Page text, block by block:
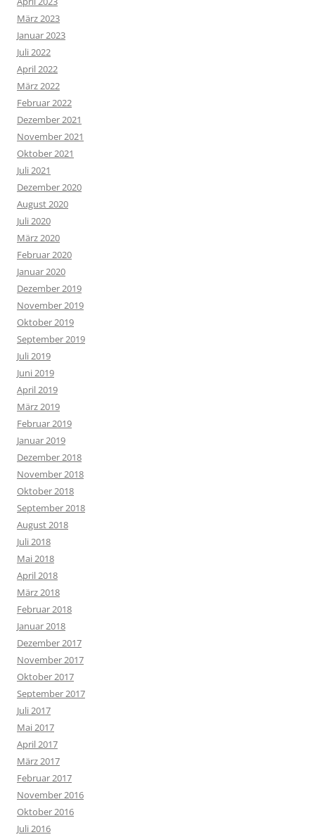
März 2023
Januar 2023
Juli 2022
April 2022
März 2022
Februar 2022
Dezember 2021
November 2021
Oktober 2021
Juli 2021
Dezember 2020
August 2020
Juli 2020
März 2020
Februar 2020
Januar 2020
Dezember 2019
November 2019
Oktober 2019
September 2019
Juli 2019
Juni 2019
April 2019
März 2019
Februar 2019
Januar 2019
Dezember 2018
November 2018
Oktober 2018
September 2018
August 2018
Juli 2018
Mai 2018
April 2018
März 2018
Februar 2018
Januar 2018
Dezember 2017
November 2017
Oktober 2017
September 2017
Juli 2017
Mai 2017
April 2017
März 2017
Februar 2017
November 2016
Oktober 2016
Juli 2016